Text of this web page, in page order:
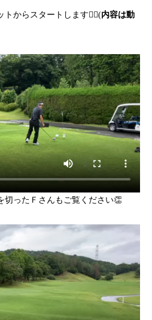
からスタートします🏌🏽(内容は動
切ったＦさんもご覧ください👏